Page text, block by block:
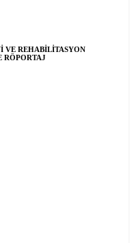
VE REHABİLİTASYON
RÖPORTAJ